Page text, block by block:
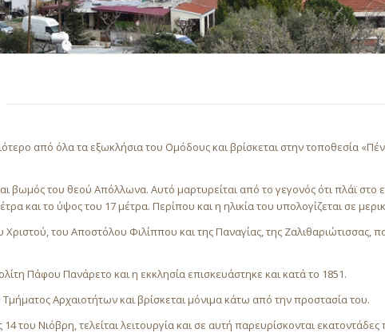
από όλα τα εξωκλήσια του Ομόδους και βρίσκεται στην τοποθεσία
βωμός του θεού Απόλλωνα. Αυτό μαρτυρείται από το γεγονός ότι πλάϊ στο
και το ύψος του 17 μέτρα. Περίπου και η ηλικία του υπολογίζεται σε
Χριστού, του Αποστόλου Φιλίππου και της Παναγίας, της Ζαλιθαριώτισσας,
Πάφου Πανάρετο και η εκκλησία επισκευάστηκε και κατά το 1851.
Αρχαιοτήτων και βρίσκεται μόνιμα κάτω από την προστασία του.
του Νιόβρη, τελείται λειτουργία και σε αυτή παρευρίσκονται εκατοντάδες